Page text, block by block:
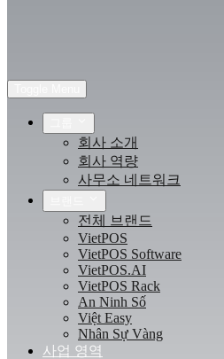
회사 소개
회사 역량
사무소 네트워크
전체 브랜드
VietPOS
VietPOS Software
VietPOS.AI
VietPOS Rack
An Ninh Số
Việt Easy
Nhân Sự Vàng
사업 영역